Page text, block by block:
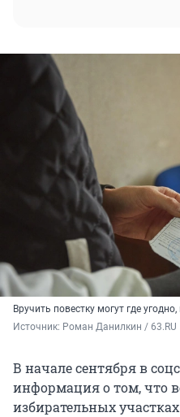
Вручить повестку могут где
Источник: Роман Данилкин / 63.RU
В начале сентября в
информация о том, что
избирательных